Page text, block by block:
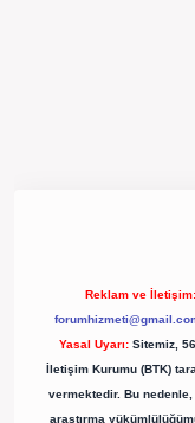
Reklam ve İletişim:
Yasal Uyarı: Sitemiz,
İletişim Kurumu (BTK)
vermektedir. Bu
araştırma